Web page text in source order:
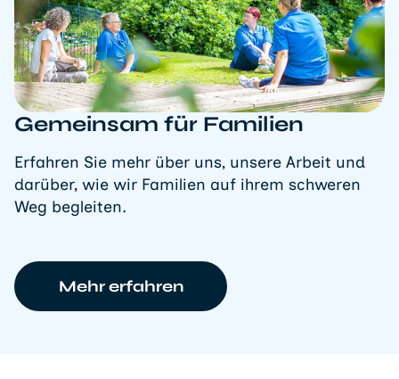
Gemeinsam für Familien
Erfahren Sie mehr über uns, unsere Arbeit und
darüber, wie wir Familien auf ihrem schweren
Weg begleiten.
Mehr erfahren